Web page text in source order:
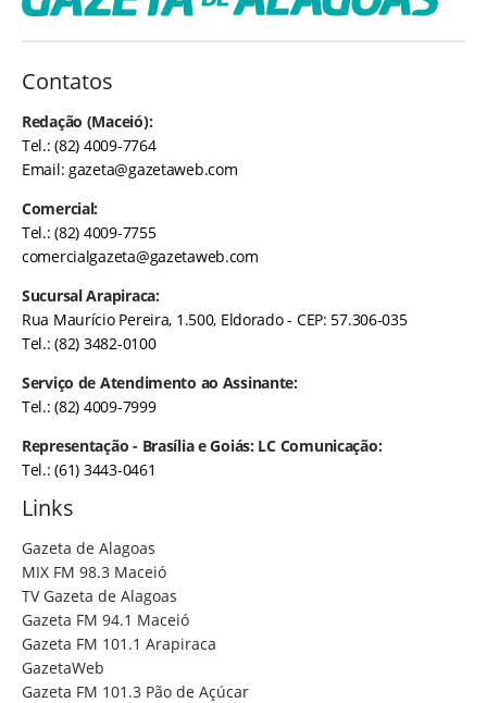
Contatos
Redação (Maceió):
Tel.: (82) 4009-7764
Email:gazeta@gazetaweb.com
Comercial:
Tel.: (82) 4009-7755
comercialgazeta@gazetaweb.com
Sucursal Arapiraca:
Rua Maurício Pereira, 1.500, Eldorado - CEP: 57.306-035
Tel.: (82) 3482-0100
Serviço de Atendimento ao Assinante:
Tel.: (82) 4009-7999
Representação - Brasília e Goiás: LC Comunicação:
Tel.: (61) 3443-0461
Links
Gazeta de Alagoas
MIX FM 98.3 Maceió
TV Gazeta de Alagoas
Gazeta FM 94.1 Maceió
Gazeta FM 101.1 Arapiraca
GazetaWeb
Gazeta FM 101.3 Pão de Açúcar